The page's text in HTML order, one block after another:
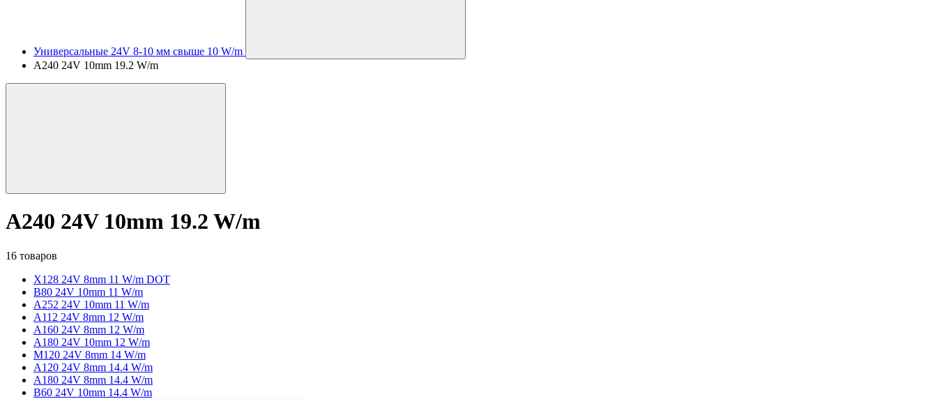
Универсальные 24V 8-10 мм свыше 10 W/m
A240 24V 10mm 19.2 W/m
A240 24V 10mm 19.2 W/m
16 товаров
X128 24V 8mm 11 W/m DOT
B80 24V 10mm 11 W/m
A252 24V 10mm 11 W/m
A112 24V 8mm 12 W/m
A160 24V 8mm 12 W/m
A180 24V 10mm 12 W/m
M120 24V 8mm 14 W/m
A120 24V 8mm 14.4 W/m
A180 24V 8mm 14.4 W/m
B60 24V 10mm 14.4 W/m